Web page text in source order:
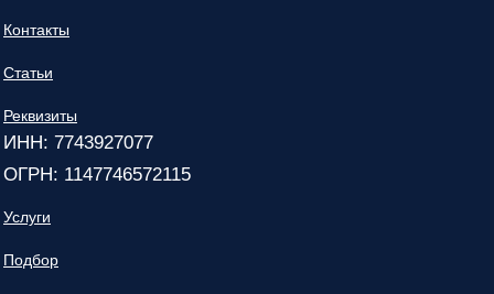
Контакты
Статьи
Реквизиты
ИНН: 7743927077
ОГРН: 1147746572115
Услуги
Подбор